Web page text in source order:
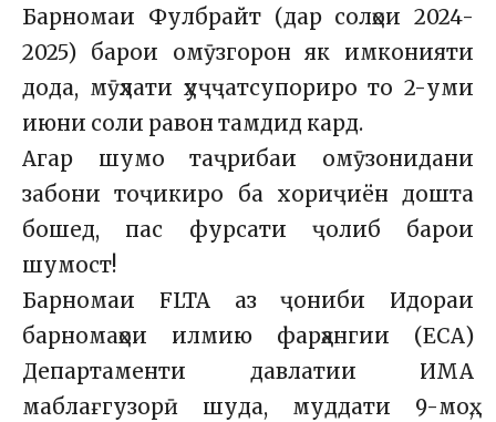
Барномаи Фулбрайт (дар солҳои 2024-
2025) барои омӯзгорон як имконияти
дода, мӯҳлати ҳуҷҷатсупориро то 2-уми
июни соли равон тамдид кард.
Агар шумо таҷрибаи омӯзонидани
забони тоҷикиро ба хориҷиён дошта
бошед, пас фурсати ҷолиб барои
шумост!
Барномаи FLTA аз ҷониби Идораи
барномаҳои илмию фарҳангии (ECA)
Департаменти давлатии ИМА
маблағгузорӣ шуда, муддати 9-моҳ,